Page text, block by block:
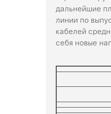
дальнейшие
линии по
кабелей
себя новые